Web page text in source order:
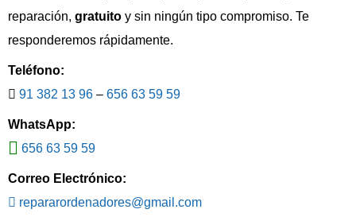
reparación, gratuito y sin ningún tipo compromiso. Te
responderemos rápidamente.
Teléfono:
91 382 13 96 – 656 63 59 59
WhatsApp:
656 63 59 59
Correo Electrónico:
repararordenadores@gmail.com